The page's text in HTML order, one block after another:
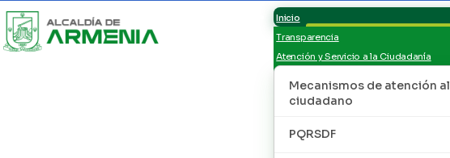
Inicio
Transparencia
Atención y Servicio a la Ciudadanía
Mecanismos de atención al
ciudadano
PQRSDF